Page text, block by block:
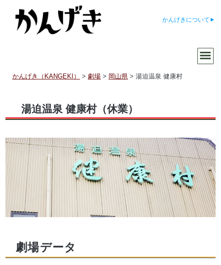
かんげきについて
かんげき（KANGEKI） >劇場 > 岡山県 >湯迫温泉 健康村
湯迫温泉 健康村（休業）
劇場データ